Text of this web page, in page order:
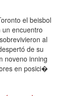
el beisbol
encuentro
al
de su
noveno inning
en posici�